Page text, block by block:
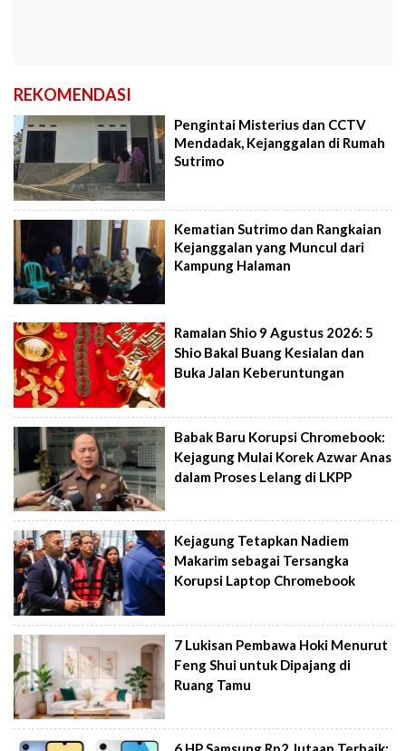
REKOMENDASI
Pengintai Misterius dan CCTV
Mendadak, Kejanggalan di Rumah
Sutrimo
Kematian Sutrimo dan Rangkaian
Kejanggalan yang Muncul dari
Kampung Halaman
Ramalan Shio 9 Agustus 2026: 5
Shio Bakal Buang Kesialan dan
Buka Jalan Keberuntungan
Babak Baru Korupsi Chromebook:
Kejagung Mulai Korek Azwar Anas
dalam Proses Lelang di LKPP
Kejagung Tetapkan Nadiem
Makarim sebagai Tersangka
Korupsi Laptop Chromebook
7 Lukisan Pembawa Hoki Menurut
Feng Shui untuk Dipajang di
Ruang Tamu